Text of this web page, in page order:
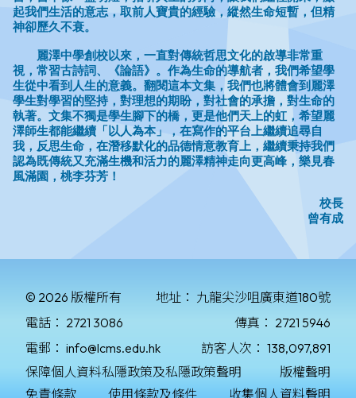
© 2026 版權所有 地址： 九龍尖沙咀廣東道180號
電話： 2721 3086 傳真： 2721 5946
電郵： info@lcms.edu.hk 訪客人次： 138,097,891
保障個人資料私隱政策及私隱政策聲明
版權聲明
免責條款
使用條款及條件 收集個人資料聲明